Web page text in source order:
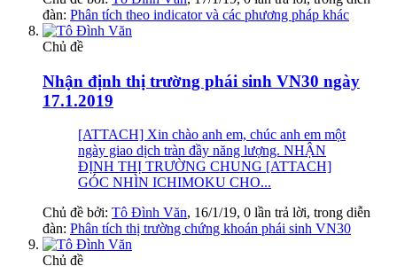
đàn: Phân tích theo indicator và các phương pháp khác
Chủ đề
Nhận định thị trường phái sinh VN30 ngày
17.1.2019
[ATTACH] Xin chào anh em, chúc anh em một
ngày giao dịch tràn đầy năng lượng. NHẬN
ĐỊNH THỊ TRƯỜNG CHUNG [ATTACH]
GÓC NHÌN ICHIMOKU CHO...
Chủ đề bởi: Tô Đình Văn, 16/1/19, 0 lần trả lời, trong diễn
đàn: Phân tích thị trường chứng khoán phái sinh VN30
Chủ đề